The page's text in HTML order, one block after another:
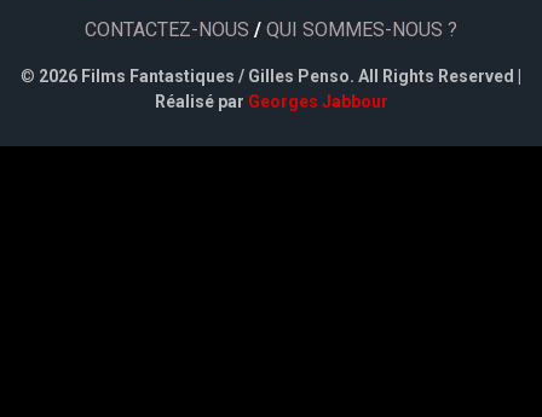
CONTACTEZ-NOUS / QUI SOMMES-NOUS ?
© 2026 Films Fantastiques / Gilles Penso. All Rights Reserved |
Réalisé par Georges Jabbour